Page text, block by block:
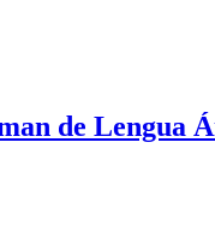
de Lengua